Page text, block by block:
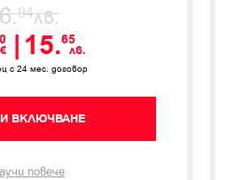
94лв.
€ |15.65
лв.
с 24 мес. договор
ВКЛЮЧВАНЕ
повече